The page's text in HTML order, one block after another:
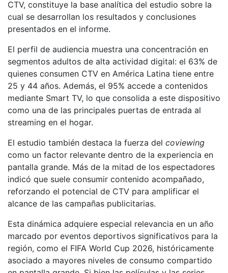
CTV, constituye la base analítica del estudio sobre la
cual se desarrollan los resultados y conclusiones
presentados en el informe.
El perfil de audiencia muestra una concentración en
segmentos adultos de alta actividad digital: el 63% de
quienes consumen CTV en América Latina tiene entre
25 y 44 años. Además, el 95% accede a contenidos
mediante Smart TV, lo que consolida a este dispositivo
como una de las principales puertas de entrada al
streaming en el hogar.
El estudio también destaca la fuerza del coviewing
como un factor relevante dentro de la experiencia en
pantalla grande. Más de la mitad de los espectadores
indicó que suele consumir contenido acompañado,
reforzando el potencial de CTV para amplificar el
alcance de las campañas publicitarias.
Esta dinámica adquiere especial relevancia en un año
marcado por eventos deportivos significativos para la
región, como el FIFA World Cup 2026, históricamente
asociado a mayores niveles de consumo compartido